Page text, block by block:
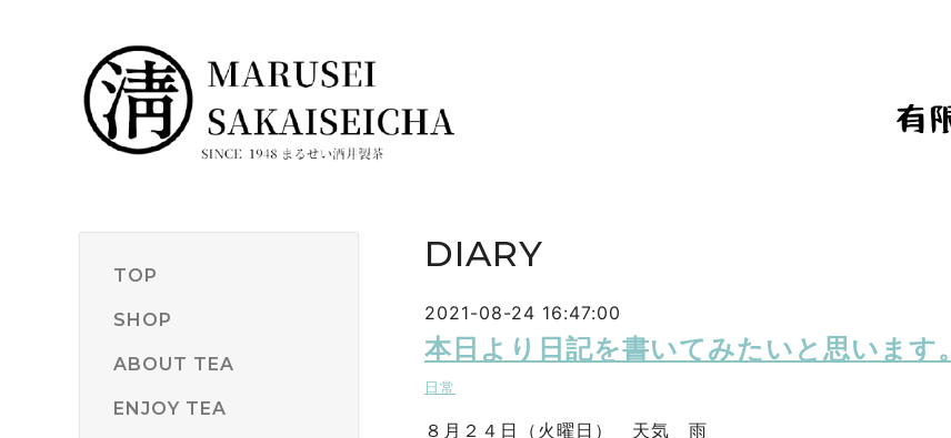
TOP
SHOP
ABOUT TEA
ENJOY TEA
DIARY
2021-08-24 16:47:00
本日より日記を書いてみたいと思います。
日常
８月２４日（火曜日） 天気 雨